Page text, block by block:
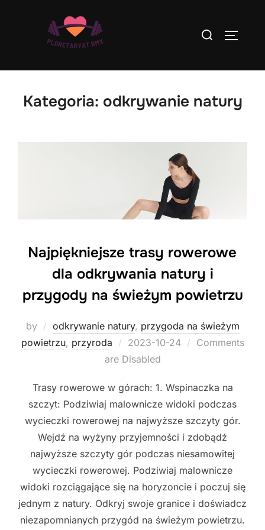
Search
Kategoria: odkrywanie natury
Najpiękniejsze trasy rowerowe
dla odkrywania natury i
przygody na świeżym powietrzu
by odkrywanie natury, przygoda na świeżym
powietrzu, przyroda
Posted
on
2023-10-24
Comments
are Disabled
Trasy rowerowe w górach: 1. Wspinaczka na
szczyt: Podziwiaj malownicze widoki podczas
wycieczki rowerowej na najwyższe szczyty gór.
Wejdź na wyżyny przyjemności i zdobądź
najwyższe szczyty gór podczas niesamowitej
wycieczki rowerowej. Podziwiaj malownicze
widoki rozciągające się na horyzoncie i poczuj się
jednym z natury. Odkryj swoje granice i doświadcz
niezapomnianych przygód na świeżym powietrzu.